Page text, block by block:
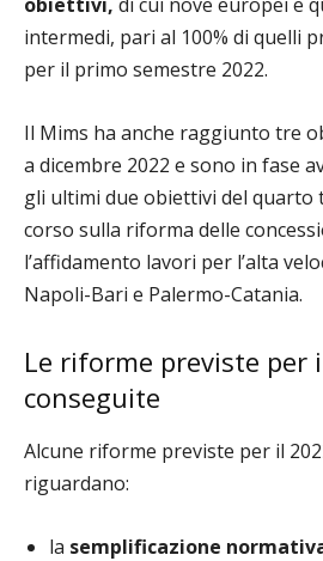
intermedi, pari al 100% di quelli
per il primo semestre 2022.
Il Mims ha anche raggiunto tre
a dicembre 2022 e sono in fase
gli ultimi due obiettivi del quarto
corso sulla riforma delle
l’affidamento lavori per l’alta
Napoli-Bari e Palermo-Catania.
Le riforme previste per
conseguite
Alcune riforme previste per il
riguardano:
la semplificazione